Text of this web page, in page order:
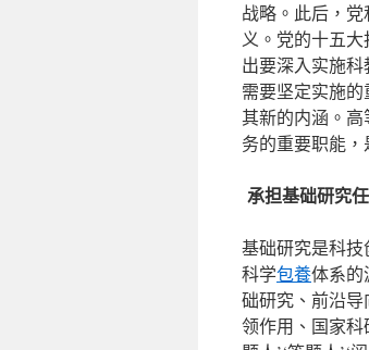
战略。此后，
义。党的十五
出要深入实施
需要坚定实施
其新的内涵。
务的重要职能
承担基础研究
基础研究是科
科学包養体系的
础研究、前沿
领作用、国家